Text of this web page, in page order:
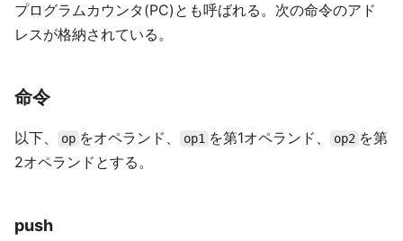
プログラムカウンタ(PC)とも呼ばれる。次の命令のアド
レスが格納されている。
命令
以下、 op をオペランド、 op1 を第1オペランド、 op2 を第
2オペランドとする。
push